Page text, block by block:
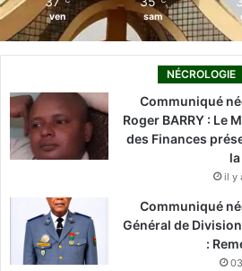
ven sam
NÉCROLOGIE
Communiqué
Roger BARRY : Le
des Finances
il y
Communiqué
Général de
: